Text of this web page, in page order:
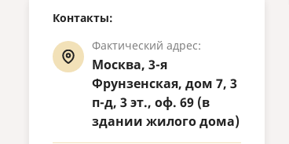
Контакты:
Фактический адрес:
Москва, 3-я
Фрунзенская, дом 7, 3
п-д, 3 эт., оф. 69 (в
здании жилого дома)